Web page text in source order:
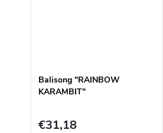
Balisong "RAINBOW
KARAMBIT"
€31,18